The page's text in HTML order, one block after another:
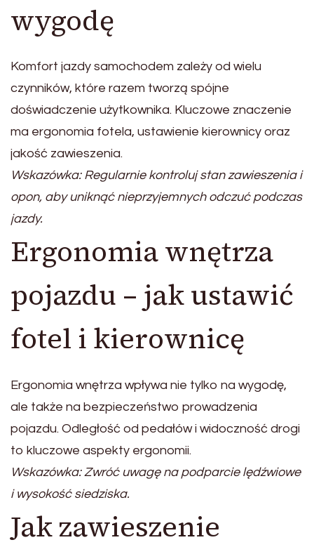
wygodę
Komfort jazdy samochodem zależy od wielu
czynników, które razem tworzą spójne
doświadczenie użytkownika. Kluczowe znaczenie
ma ergonomia fotela, ustawienie kierownicy oraz
jakość zawieszenia.
Wskazówka: Regularnie kontroluj stan zawieszenia i
opon, aby uniknąć nieprzyjemnych odczuć podczas
jazdy.
Ergonomia wnętrza
pojazdu – jak ustawić
fotel i kierownicę
Ergonomia wnętrza wpływa nie tylko na wygodę,
ale także na bezpieczeństwo prowadzenia
pojazdu. Odległość od pedałów i widoczność drogi
to kluczowe aspekty ergonomii.
Wskazówka: Zwróć uwagę na podparcie lędźwiowe
i wysokość siedziska.
Jak zawieszenie